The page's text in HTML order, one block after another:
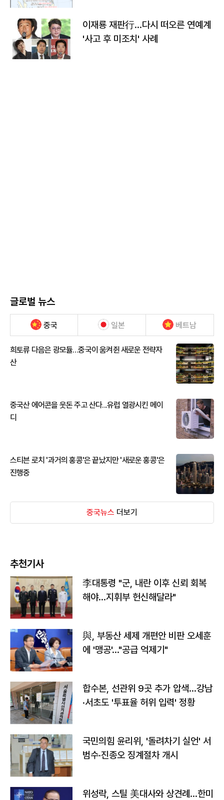
이재룡 재판行…다시 떠오른 연예계
'사고 후 미조치' 사례
글로벌 뉴스
중국 일본 베트남
희토류 다음은 광모듈…중국이 움켜쥔 새로운 전략자
산
중국산 에어콘을 웃돈 주고 산다...유럽 열광시킨 메이
디
스티븐 로치 '과거의 홍콩'은 끝났지만 '새로운 홍콩'은
진행중
중국뉴스 더보기
추천기사
李대통령 "군, 내란 이후 신뢰 회복
해야…지휘부 헌신해달라"
與, 부동산 세제 개편안 비판 오세훈
에 '맹공'…"공급 억제기"
합수본, 선관위 9곳 추가 압색…강남
·서초도 '투표율 허위 입력' 정황
국민의힘 윤리위, '돌려차기 실언' 서
범수·진종오 징계절차 개시
위성락, 스틸 美대사와 상견례…한미